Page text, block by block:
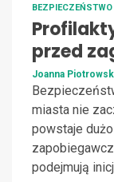
BEZPIECZEŃSTWO
przed
Joanna
miasta nie
powstaje
podejmują